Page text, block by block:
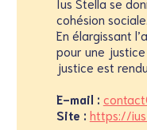
Ius Stella se
cohésion sociale.
En élargissant
pour une
justice est
E-mail :
Site : https://